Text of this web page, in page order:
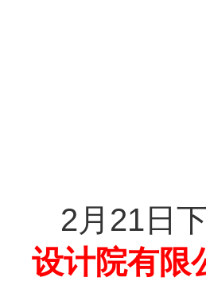
2月21日
设计院有限